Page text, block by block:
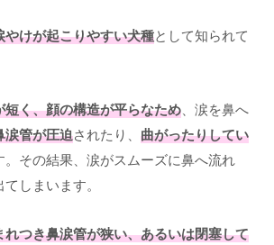
やけが起こりやすい犬種として知られて
短く、顔の構造が平らなため 、涙を鼻へ
涙管が圧迫されたり、 曲がったりしてい
。その結果、涙がスムーズに鼻へ流れ
しまいます。
れつき鼻涙管が狭い、あるいは閉塞して